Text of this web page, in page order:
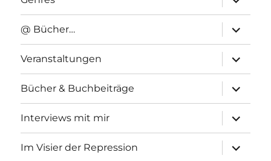
anzeigen
@ Bücher…
anzeigen
Veranstaltungen
anzeigen
Bücher & Buchbeiträge
anzeigen
Interviews mit mir
anzeigen
Im Visier der Repression
anzeigen